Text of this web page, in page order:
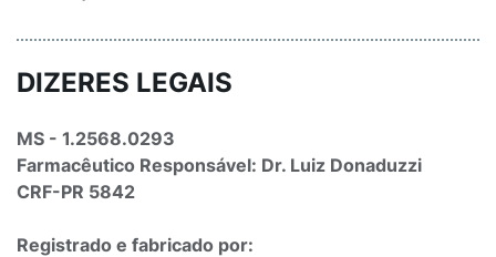
DIZERES LEGAIS
MS - 1.2568.0293
Farmacêutico Responsável: Dr. Luiz Donaduzzi
CRF-PR 5842
Registrado e fabricado por: